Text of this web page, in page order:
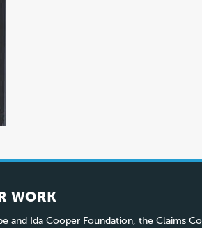
WORK
and Ida Cooper Foundation, the Claims